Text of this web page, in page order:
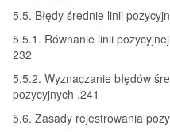
5.5. Błędy średnie linii
5.5.1. Równanie linii
232
5.5.2. Wyznaczanie błędów
pozycyjnych .241
5.6. Zasady rejestrowania